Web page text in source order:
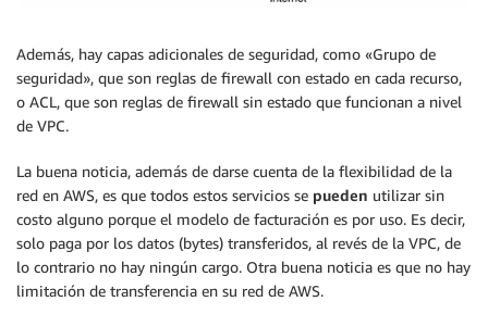
Además, hay capas adicionales de seguridad, como «Grupo de
seguridad», que son reglas de firewall con estado en cada recurso,
o ACL, que son reglas de firewall sin estado que funcionan a nivel
de VPC.
La buena noticia, además de darse cuenta de la flexibilidad de la
red en AWS, es que todos estos servicios se pueden utilizar sin
costo alguno porque el modelo de facturación es por uso. Es decir,
solo paga por los datos (bytes) transferidos, al revés de la VPC, de
lo contrario no hay ningún cargo. Otra buena noticia es que no hay
limitación de transferencia en su red de AWS.